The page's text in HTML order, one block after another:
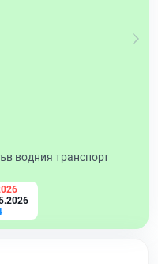
водния транспорт